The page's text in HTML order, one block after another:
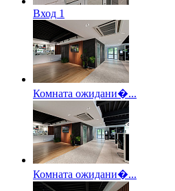
Вход 1
Комната ожидани�...
Комната ожидани�...